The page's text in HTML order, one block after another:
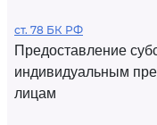
ст. 78 БК РФ
Предоставление
индивидуальным
лицам